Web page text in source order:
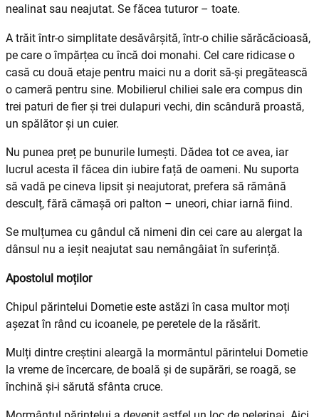
nealinat sau neajutat. Se făcea tuturor – toate.
A trăit într-o simplitate desă­vâr­șită, într-o chilie sărăcăcioasă,
pe care o împărțea cu încă doi monahi. Cel care ridicase o
casă cu două etaje pentru maici nu a dorit să-și pregătească
o cameră pentru sine. Mobilierul chiliei sale era compus din
trei paturi de fier și trei dulapuri vechi, din scândură proastă,
un spălător și un cuier.
Nu punea preț pe bunurile lumești. Dădea tot ce avea, iar
lucrul acesta îl făcea din iubire față de oameni. Nu suporta
să vadă pe cineva lipsit și neajutorat, prefera să rămână
desculț, fără cămașă ori palton – uneori, chiar iarnă fiind.
Se mulțumea cu gândul că nimeni din cei care au alergat la
dânsul nu a ieșit neajutat sau nemângâiat în suferință.
Apostolul moților
Chipul părintelui Dometie este astăzi în casa multor moți
așezat în rând cu icoanele, pe peretele de la răsărit.
Mulți dintre creștini aleargă la mormântul părintelui Dometie
la vreme de încercare, de boală și de supărări, se roagă, se
închină și-i sărută sfânta cruce.